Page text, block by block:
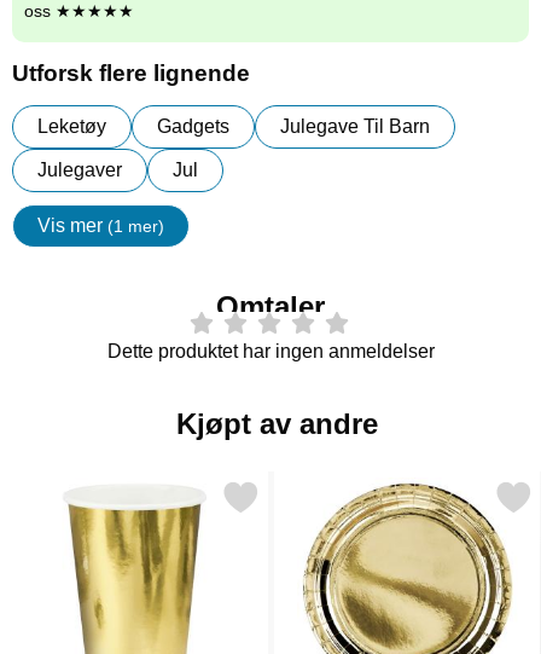
oss ★★★★★
Utforsk flere lignende
Leketøy Gadgets Julegave Til Barn
Julegaver Jul
Vis mer (1 mer)
egenskaper
Omtaler
Dette produktet har ingen anmeldelser
Kjøpt av andre
Merk kopper Metallic Gull som favoritt
Merk gull